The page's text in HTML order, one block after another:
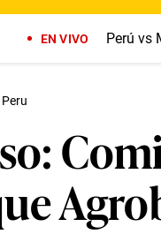
EN VIVO Perú vs
Peru